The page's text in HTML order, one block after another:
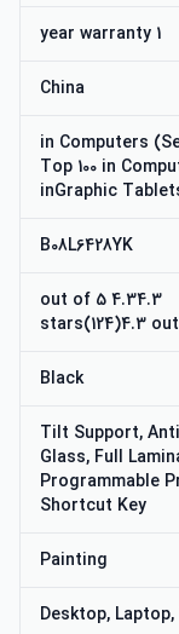
1 year warranty
China
#6,684 in Computers
Top 100 in
inGraphic
B08L6428YK
4.34.3 out of 5
stars(124)4.3
Black
60° Tilt Support,
Glass, Full
Programmable
Shortcut Key
Painting
Desktop,